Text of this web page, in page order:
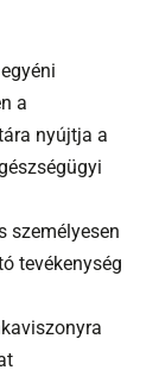
a
nyújtja a
személyesen
tevékenység